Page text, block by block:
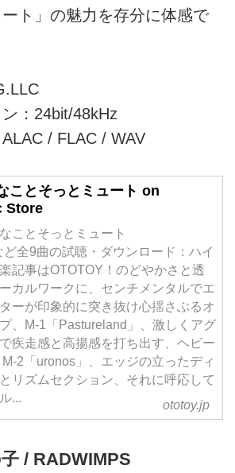
ト」の魅力を存分に体感で
：24bit/48kHz
/ FLAC / WAV
ことそっとミュート on
Store
ことそっとミュート
ど全9曲の試聴・ダウンロード：ハイ
記事はOTOTOY！のどやかさと透
カルワークに、センチメンタルでエ
ーが印象的に突き抜け心揺さぶるオ
、M-1「Pastureland」、激しくアグ
疾走感と高揚感を打ち出す、ヘビー
2「uronos」、エッジの立ったディ
リズムセクション、それに呼応して
...
ototoy.jp
/ RADWIMPS